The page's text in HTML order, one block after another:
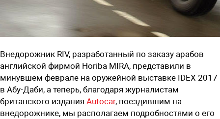
Внедорожник RIV, разработанный по заказу арабов
английской фирмой Horiba MIRA, представили в
минувшем феврале на оружейной выставке IDEX 2017
в Абу-Даби, а теперь, благодаря журналистам
британского издания Autocar, поездившим на
внедорожнике, мы располагаем подробностями о его